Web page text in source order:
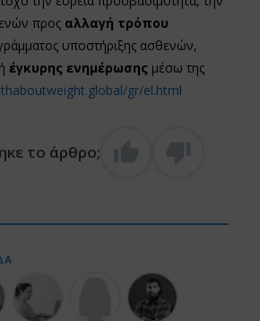
προς αλλαγή τρόπου
υποστήριξης ασθενών,
έγκυρης ενημέρωσης μέσω της
gr/el.html
το άρθρο;